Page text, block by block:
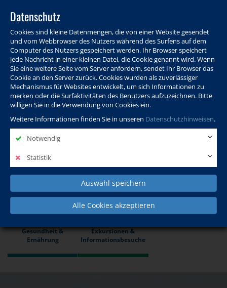
Datenschutz
Cookies sind kleine Datenmengen, die von einer Website gesendet
und vom Webbrowser des Nutzers während des Surfens auf dem
Computer des Nutzers gespeichert werden. Ihr Browser speichert
jede Nachricht in einer kleinen Datei, die Cookie genannt wird. Wenn
Sie eine weitere Seite vom Server anfordern, sendet Ihr Browser das
Cookie an den Server zurück. Cookies wurden als zuverlässiger
Mechanismus für Websites entwickelt, um sich Informationen zu
merken oder die Surfaktivitäten des Benutzers aufzuzeichnen. Bitte
willigen Sie in die Verwendung von Cookies ein.
Weitere Informationen finden Sie in unseren Datenschutzhinweisen.
Notwendig
Statistik
Auswahl speichern
Alle Cookies akzeptieren
Programm Info & Service Aktuelles Warenkorb Login
Ansprechpersonen Kontakt Sitemap
Politik, Wissenschaft &
Internationales
Beruf, IT & Digitales
Gesundheit &
Ernährung
Exkursionen &
Informationsbesuche